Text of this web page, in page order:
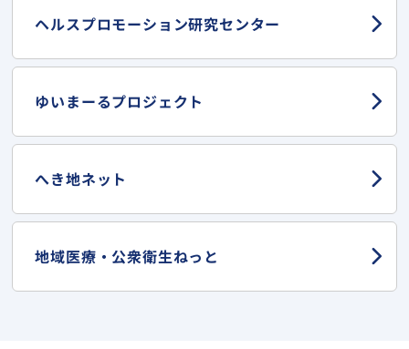
ヘルスプロモーション研究センター
ゆいまーるプロジェクト
へき地ネット
地域医療・ 公衆衛生ねっと